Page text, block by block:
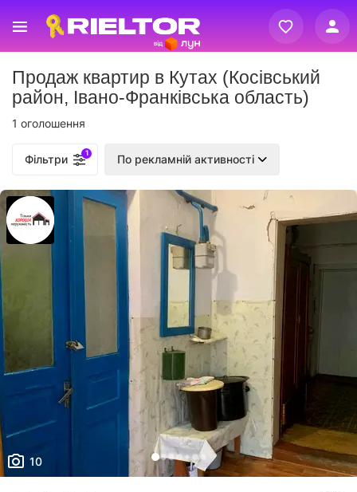
Реєстрація
Вхід
Продаж квартир в Кутах (Косівський
район, Івано-Франківська область)
1 оголошення
Фільтри 1 По рекламній активності
10